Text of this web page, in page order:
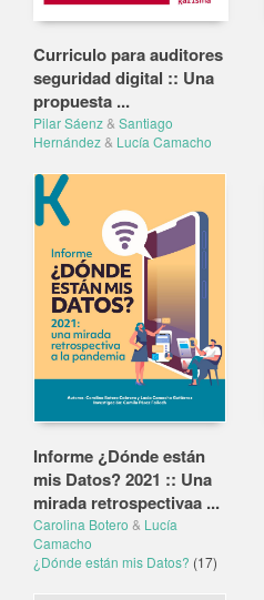
Curriculo para auditores
seguridad digital :: Una
propuesta ...
Pilar Sáenz& Santiago
Hernández& Lucía Camacho
Informe ¿Dónde están
mis Datos? 2021 :: Una
mirada retrospectivaa ...
Carolina Botero & Lucía
Camacho
¿Dónde están mis Datos? (17)